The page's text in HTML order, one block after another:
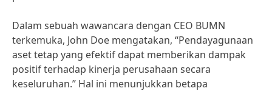
Dalam sebuah wawancara dengan CEO BUMN
terkemuka, John Doe mengatakan, “Pendayagunaan
aset tetap yang efektif dapat memberikan dampak
positif terhadap kinerja perusahaan secara
keseluruhan.” Hal ini menunjukkan betapa